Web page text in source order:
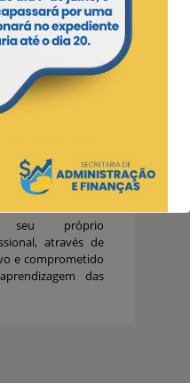
incluindo
Educação, A
o fortalecimento
envolvendo as
em um formato
uma
de futuro desse
na progressiva
para resolver
aula. “Além de
seu próprio
através de
e comprometido
das